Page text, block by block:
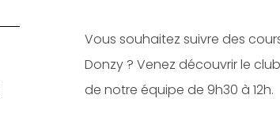
Vous souhaitez suivre des
Donzy ? Venez découvrir le
de notre équipe de 9h30 à 12h.